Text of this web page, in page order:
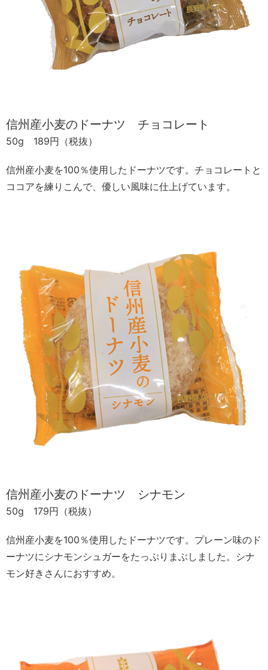
信州産小麦のドーナツ チョコレート
50g 189円（税抜）
信州産小麦を100％使用したドーナツです。チョコレートと
ココアを練りこんで、優しい風味に仕上げています。
信州産小麦のドーナツ シナモン
50g 179円（税抜）
信州産小麦を100％使用したドーナツです。プレーン味のド
ーナツにシナモンシュガーをたっぷりまぶしました。シナ
モン好きさんにおすすめ。